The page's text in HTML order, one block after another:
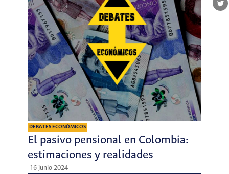
DEBATES ECONÓMICOS
El pasivo pensional en Colombia:
estimaciones y realidades
16 junio 2024